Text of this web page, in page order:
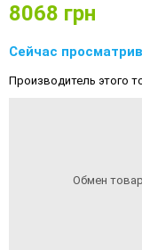
8068 грн
Сейчас
Производитель этого
Обмен